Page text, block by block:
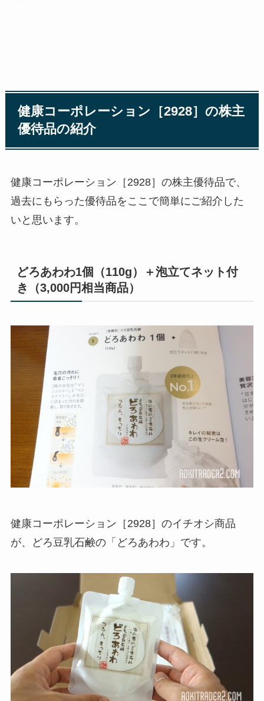
健康コーポレーション［2928］の株主
優待品の紹介
健康コーポレーション［2928］の株主優待品で、
過去にもらった優待品をここで簡単にご紹介した
いと思います。
どろあわわ1個（110g）＋泡立てネット付
き（3,000円相当商品）
健康コーポレーション［2928］のイチオシ商品
が、どろ豆乳石鹸の「どろあわわ」です。